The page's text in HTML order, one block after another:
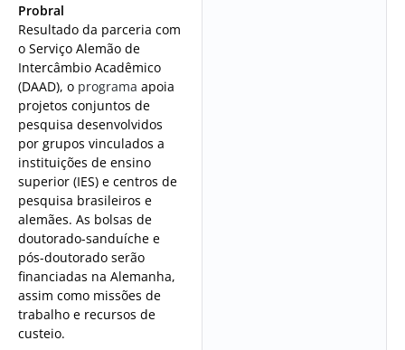
Probral
Resultado da parceria com
o Serviço Alemão de
Intercâmbio Acadêmico
(DAAD), o programa apoia
projetos conjuntos de
pesquisa desenvolvidos
por grupos vinculados a
instituições de ensino
superior (IES) e centros de
pesquisa brasileiros e
alemães. As bolsas de
doutorado-sanduíche e
pós-doutorado serão
financiadas na Alemanha,
assim como missões de
trabalho e recursos de
custeio.